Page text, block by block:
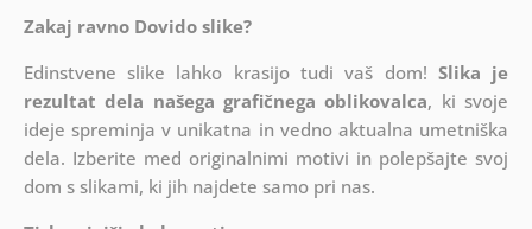
Zakaj ravno Dovido slike?
Edinstvene slike lahko krasijo tudi vaš dom! Slika je
rezultat dela našega grafičnega oblikovalca, ki svoje
ideje spreminja v unikatna in vedno aktualna umetniška
dela. Izberite med originalnimi motivi in polepšajte svoj
dom s slikami, ki jih najdete samo pri nas.